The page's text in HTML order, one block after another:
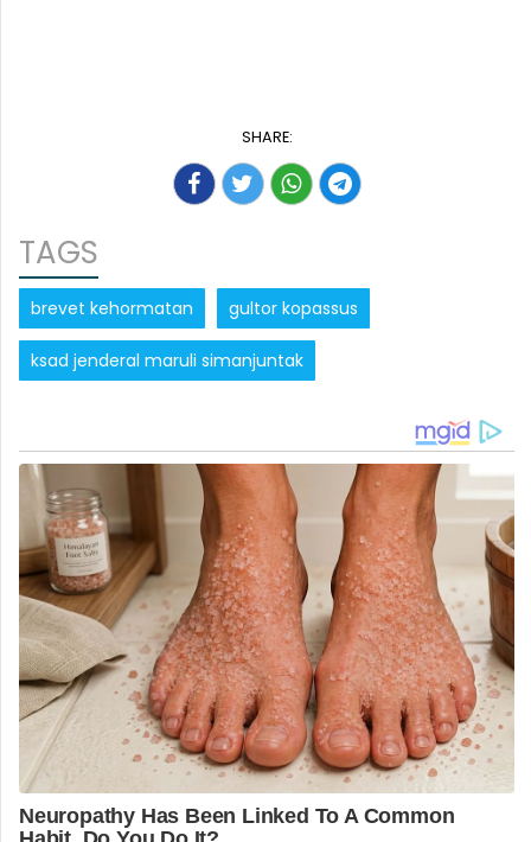
SHARE:
TAGS
brevet kehormatan gultor kopassus
ksad jenderal maruli simanjuntak